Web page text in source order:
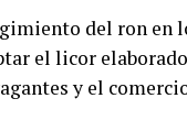
del ron en
el licor
y el